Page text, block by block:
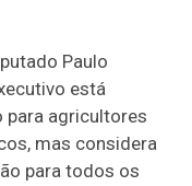
Paulo
está
para agricultores
mas considera
para todos os